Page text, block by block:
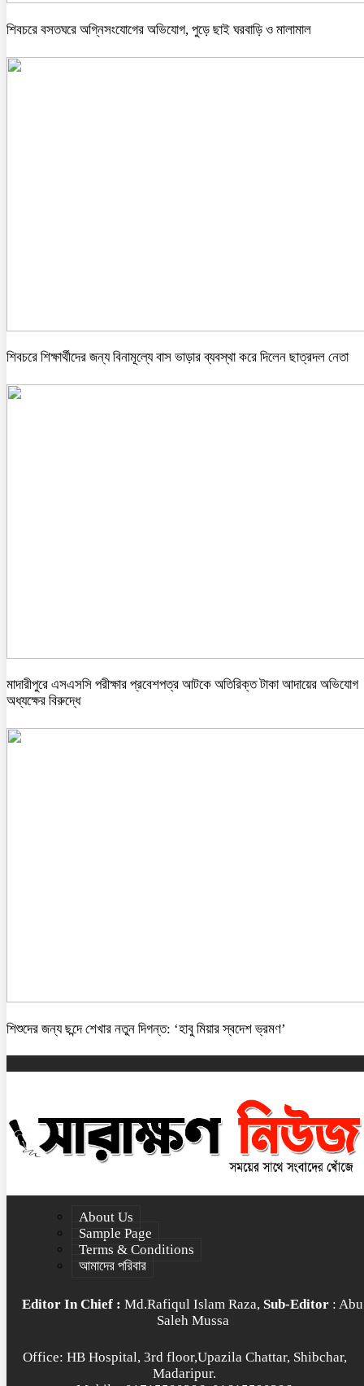
শিবচরে বসতঘরে অগ্নিসংযোগের অভিযোগ, পুড়ে ছাই ঘরবাড়ি ও মালামাল
শিবচরে শিক্ষার্থীদের জন্য বিনামূল্যে বাস ভাড়ার ব্যবস্থা করে দিলেন ছাত্রদল নেতা
মাদারীপুরে এসএসসি পরীক্ষার প্রবেশপত্র আটকে অতিরিক্ত টাকা আদায়ের অভিযোগ
অধ্যক্ষের বিরুদ্ধে
শিশুদের জন্য ছন্দে শেখার নতুন দিগন্ত: ‘হাবু মিয়ার স্বদেশ ভ্রমণ’
About Us
Sample Page
Terms & Conditions
আমাদের পরিবার
Editor In Chief : Md.Rafiqul Islam Raza, Sub-Editor : Abu
Saleh Mussa
Office: HB Hospital, 3rd floor,Upazila Chattar, Shibchar,
Madaripur.